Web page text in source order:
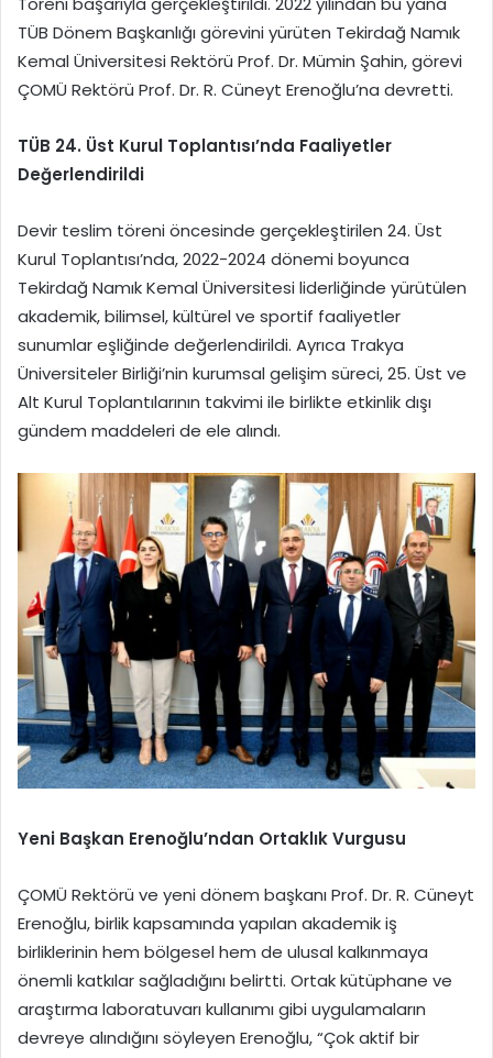
TÜB Dönem Başkanlığı görevini yürüten Tekirdağ Namık
Kemal Üniversitesi Rektörü Prof. Dr. Mümin Şahin, görevi
ÇOMÜ Rektörü Prof. Dr. R. Cüneyt Erenoğlu’na devretti.
TÜB 24. Üst Kurul Toplantısı’nda Faaliyetler
Değerlendirildi
Devir teslim töreni öncesinde gerçekleştirilen 24. Üst
Kurul Toplantısı’nda, 2022-2024 dönemi boyunca
Tekirdağ Namık Kemal Üniversitesi liderliğinde yürütülen
akademik, bilimsel, kültürel ve sportif faaliyetler
sunumlar eşliğinde değerlendirildi. Ayrıca Trakya
Üniversiteler Birliği’nin kurumsal gelişim süreci, 25. Üst ve
Alt Kurul Toplantılarının takvimi ile birlikte etkinlik dışı
gündem maddeleri de ele alındı.
Yeni Başkan Erenoğlu’ndan Ortaklık Vurgusu
ÇOMÜ Rektörü ve yeni dönem başkanı Prof. Dr. R. Cüneyt
Erenoğlu, birlik kapsamında yapılan akademik iş
birliklerinin hem bölgesel hem de ulusal kalkınmaya
önemli katkılar sağladığını belirtti. Ortak kütüphane ve
araştırma laboratuvarı kullanımı gibi uygulamaların
devreye alındığını söyleyen Erenoğlu, “Çok aktif bir